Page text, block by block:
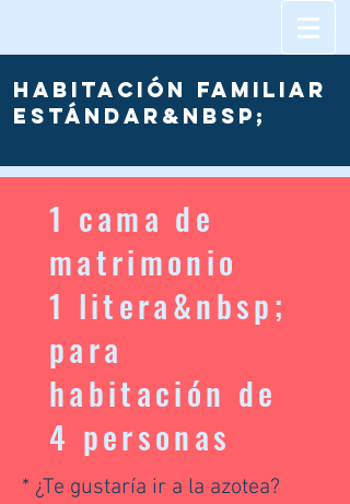
Habitación familiar
estándar&nbsp;
1 cama de
matrimonio
1 litera&nbsp;
para
habitación de
4 personas
* ¿Te gustaría ir a la azotea?